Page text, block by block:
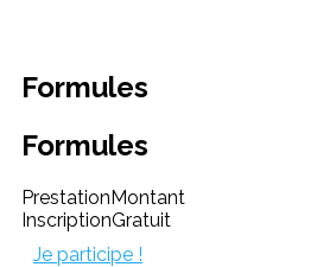
Formules
Formules
PrestationMontant
InscriptionGratuit
Je participe !